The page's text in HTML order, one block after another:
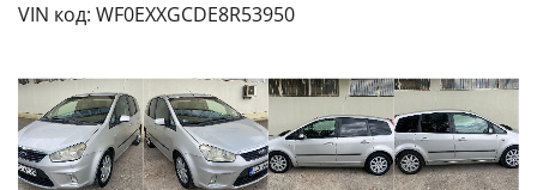
VIN код: WF0EXXGCDE8R53950